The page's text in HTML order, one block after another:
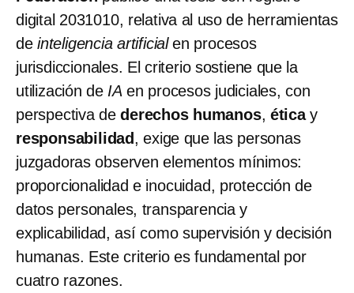
digital 2031010, relativa al uso de herramientas
de inteligencia artificialen procesos
jurisdiccionales. El criterio sostiene que la
utilización de IA en procesos judiciales, con
perspectiva dederechos humanos, éticay
responsabilidad , exige que las personas
juzgadoras observen elementos mínimos:
proporcionalidad e inocuidad, protección de
datos personales, transparencia y
explicabilidad, así como supervisión y decisión
humanas. Este criterio es fundamental por
cuatro razones.